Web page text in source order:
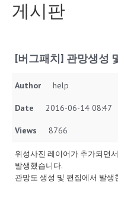
게시판
[버그패치] 관망생성
Author help
Date 2016-06-14 08:47
Views 8766
위성사진 레이어가 추가되면
발생했습니다.
관망도 생성 및 편집에서 발